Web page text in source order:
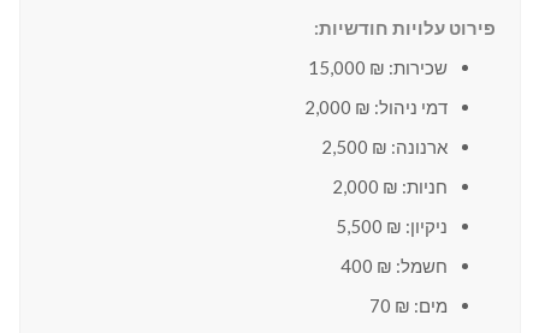
פירוט עלויות חודשיות:
שכירות: ₪ 15,000
דמי ניהול: ₪ 2,000
ארנונה: ₪ 2,500
חניות: ₪ 2,000
ניקיון: ₪ 5,500
חשמל: ₪ 400
מים: ₪ 70